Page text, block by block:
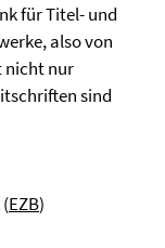
für Titel- und
also von
nicht nur
sind
EZB)